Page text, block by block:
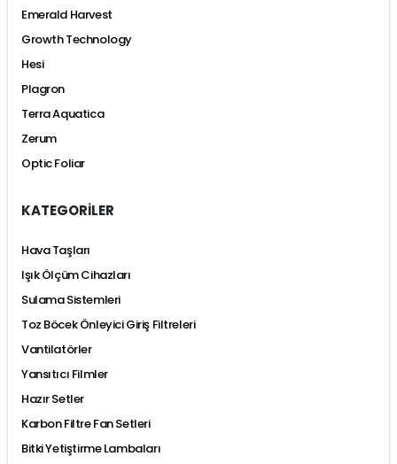
Emerald Harvest
Growth Technology
Hesi
Plagron
Terra Aquatica
Zerum
Optic Foliar
KATEGORİLER
Hava Taşları
Işık Ölçüm Cihazları
Sulama Sistemleri
Toz Böcek Önleyici Giriş Filtreleri
Vantilatörler
Yansıtıcı Filmler
Hazır Setler
Karbon Filtre Fan Setleri
Bitki Yetiştirme Lambaları